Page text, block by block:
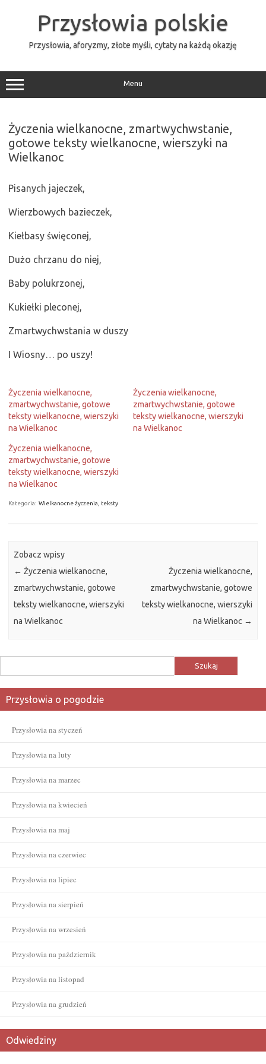
Przysłowia polskie
Przysłowia, aforyzmy, złote myśli, cytaty na każdą okazję
Menu
Życzenia wielkanocne, zmartwychwstanie,
gotowe teksty wielkanocne, wierszyki na
Wielkanoc
Pisanych jajeczek,
Wierzbowych bazieczek,
Kiełbasy święconej,
Dużo chrzanu do niej,
Baby polukrzonej,
Kukiełki pleconej,
Zmartwychwstania w duszy
I Wiosny… po uszy!
Życzenia wielkanocne,
zmartwychwstanie, gotowe
teksty wielkanocne, wierszyki
na Wielkanoc
Życzenia wielkanocne,
zmartwychwstanie, gotowe
teksty wielkanocne, wierszyki
na Wielkanoc
Życzenia wielkanocne,
zmartwychwstanie, gotowe
teksty wielkanocne, wierszyki
na Wielkanoc
Kategoria: Wielkanocne życzenia, teksty
Zobacz wpisy
← Życzenia wielkanocne,
zmartwychwstanie, gotowe
teksty wielkanocne, wierszyki
na Wielkanoc
Życzenia wielkanocne,
zmartwychwstanie, gotowe
teksty wielkanocne, wierszyki
na Wielkanoc →
Przysłowia o pogodzie
Przysłowia na styczeń
Przysłowia na luty
Przysłowia na marzec
Przysłowia na kwiecień
Przysłowia na maj
Przysłowia na czerwiec
Przysłowia na lipiec
Przysłowia na sierpień
Przysłowia na wrzesień
Przysłowia na październik
Przysłowia na listopad
Przysłowia na grudzień
Odwiedziny